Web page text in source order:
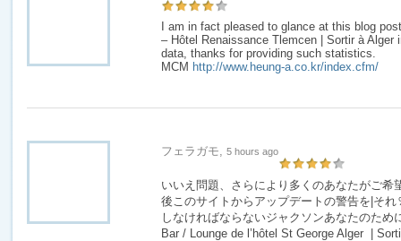
I am in fact pleased to glance at this blog
– Hôtel Renaissance Tlemcen | Sortir à Alger
data, thanks for providing such statistics.
MCM http://www.heung-a.co.kr/index.cfm/
フェラガモ, 5 hours ago
いいえ問題、さらにより多くのあなたがご希
後このサイトからアップデートの警告を|そ
しなければならないジャクソンあなたのため
Bar / Lounge de l’hôtel St George Alger |